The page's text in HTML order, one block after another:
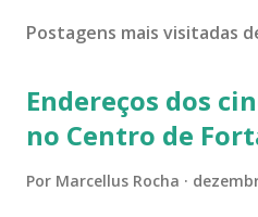
Postagens mais visitadas
Endereços dos
no Centro de
Por Marcellus Rocha